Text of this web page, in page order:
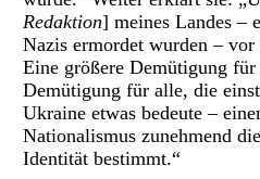
Redaktion] meines Landes –
Nazis ermordet wurden –
Eine größere Demütigung
Demütigung für alle, die
Ukraine etwas bedeute –
Nationalismus zunehmend
Identität bestimmt.“